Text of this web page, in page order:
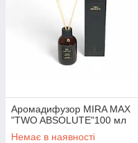
Аромадифузор MIRA MAX
"TWO ABSOLUTE"100 мл
Немає в наявності